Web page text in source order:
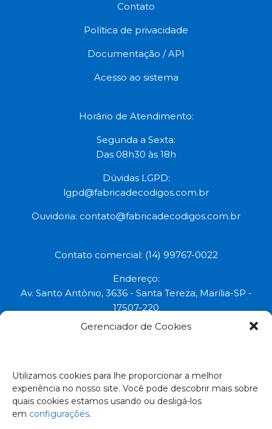
Gerenciador de Cookies
Utilizamos cookies para lhe proporcionar a melhor
experiência no nosso site. Você pode descobrir mais sobre
quais cookies estamos usando ou desligá-los
em configurações.
Contato
Política de privacidade
Documentação / API
Acesso ao sistema
Horário de Atendimento:
Segunda a Sexta:
Das 08h30 às 18h
Dúvidas LGPD:
lgpd@fabricadecodigos.com.br
Ouvidoria: contato@fabricadecodigos.com.br
Contato comercial: (14) 99767-0022
Endereço:
Av. Santo Antônio, 3636 - Santa Tereza, Marília-SP -
17507-220
Todos os direitos reservados © 2023.
Empresa Certificada: